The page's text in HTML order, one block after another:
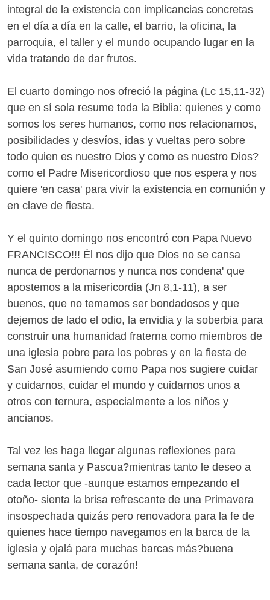
integral de la existencia con implicancias concretas
en el día a día en la calle, el barrio, la oficina, la
parroquia, el taller y el mundo ocupando lugar en la
vida tratando de dar frutos.
El cuarto domingo nos ofreció la página (Lc 15,11-32)
que en sí sola resume toda la Biblia: quienes y como
somos los seres humanos, como nos relacionamos,
posibilidades y desvíos, idas y vueltas pero sobre
todo quien es nuestro Dios y como es nuestro Dios?
como el Padre Misericordioso que nos espera y nos
quiere 'en casa' para vivir la existencia en comunión y
en clave de fiesta.
Y el quinto domingo nos encontró con Papa Nuevo
FRANCISCO!!! Él nos dijo que Dios no se cansa
nunca de perdonarnos y nunca nos condena' que
apostemos a la misericordia (Jn 8,1-11), a ser
buenos, que no temamos ser bondadosos y que
dejemos de lado el odio, la envidia y la soberbia para
construir una humanidad fraterna como miembros de
una iglesia pobre para los pobres y en la fiesta de
San José asumiendo como Papa nos sugiere cuidar
y cuidarnos, cuidar el mundo y cuidarnos unos a
otros con ternura, especialmente a los niños y
ancianos.
Tal vez les haga llegar algunas reflexiones para
semana santa y Pascua?mientras tanto le deseo a
cada lector que -aunque estamos empezando el
otoño- sienta la brisa refrescante de una Primavera
insospechada quizás pero renovadora para la fe de
quienes hace tiempo navegamos en la barca de la
iglesia y ojalá para muchas barcas más?buena
semana santa, de corazón!